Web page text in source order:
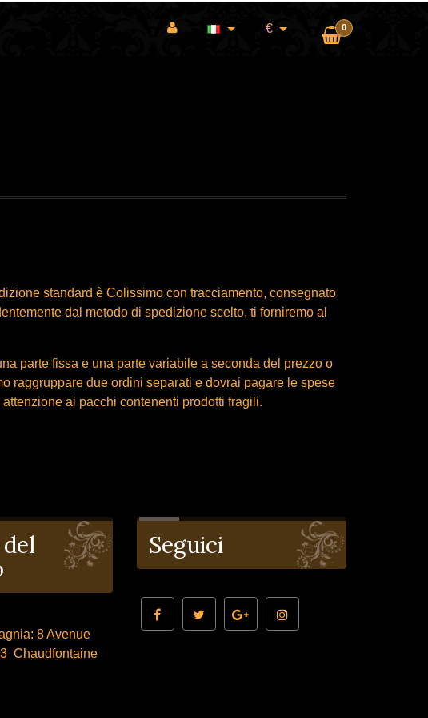
0
€
standard è Colissimo con tracciamento, consegnato
dal metodo di spedizione scelto, ti forniremo al
parte fissa e una parte variabile a seconda del prezzo o
raggruppare due ordini separati e dovrai pagare le spese
ai pacchi contenenti prodotti fragili.
8 Avenue
Chaudfontaine
Seguici